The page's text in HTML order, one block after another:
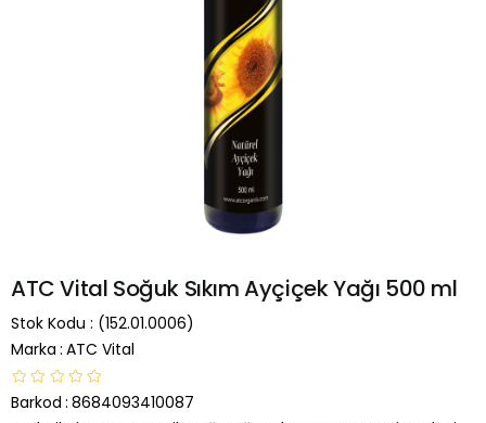
ATC Vital Soğuk Sıkım Ayçiçek Yağı 500 ml
Stok Kodu
(152.01.0006)
Marka : ATC Vital
Barkod : 8684093410087